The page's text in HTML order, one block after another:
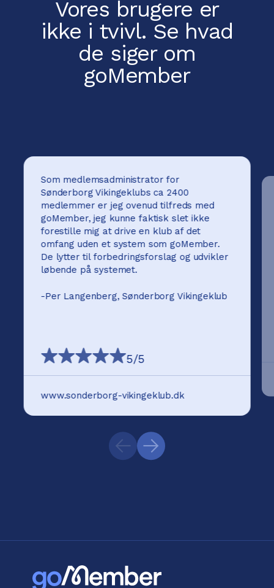
Vores brugere er
ikke i tvivl. Se hvad
de siger om
goMember
Som medlemsadministrator for
Sønderborg Vikingeklubs ca 2400
medlemmer er jeg ovenud tilfreds med
goMember, jeg kunne faktisk slet ikke
forestille mig at drive en klub af det
omfang uden et system som goMember.
De lytter til forbedringsforslag og udvikler
løbende på systemet.
-Per Langenberg, Sønderborg Vikingeklub
5/5
www.sonderborg-vikingeklub.dk